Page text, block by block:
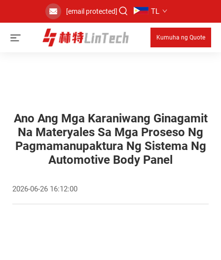
[email protected] TL
Kumuha ng Quote
Ano Ang Mga Karaniwang Ginagamit
Na Materyales Sa Mga Proseso Ng
Pagmamanupaktura Ng Sistema Ng
Automotive Body Panel
2026-06-26 16:12:00